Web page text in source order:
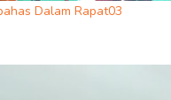
Dalam Rapat03